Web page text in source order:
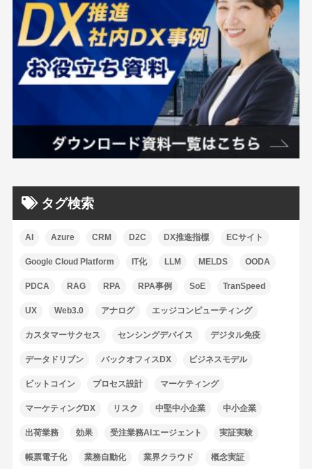
タグ検索
AI Azure CRM D2C DX推進指標 ECサイト
Google Cloud Platform IT化 LLM MELDS OODA
PDCA RAG RPA RPA事例 SoE TranSpeed
UX Web3.0 アナログ エッジコンピューティング
カスタマーサクセス センシングデバイス デジタル免疫
データドリブン バックオフィスDX ビジネスモデル
ビットコイン プロセス設計 マーケティング
マーケティングDX リスク 中堅中小企業 中小企業
出荷業務 効果 受注業務AIエージェント 実証実験
帳票電子化 業務自動化 業界クラウド 概念実証